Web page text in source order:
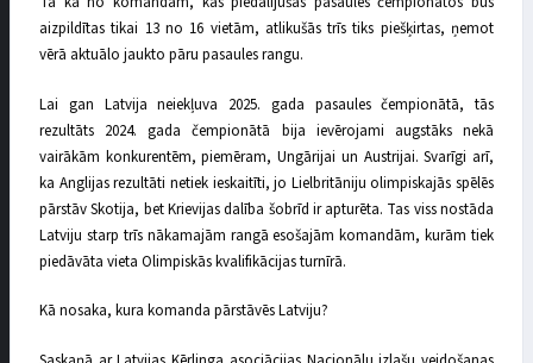
aizpildītas tikai 13 no 16 vietām, atlikušās trīs tiks piešķirtas, ņemot
vērā aktuālo jaukto pāru pasaules rangu.
Lai gan Latvija neiekļuva 2025. gada pasaules čempionātā, tās
rezultāts 2024. gada čempionātā bija ievērojami augstāks nekā
vairākām konkurentēm, piemēram, Ungārijai un Austrijai. Svarīgi arī,
ka Anglijas rezultāti netiek ieskaitīti, jo Lielbritāniju olimpiskajās spēlēs
pārstāv Skotija, bet Krievijas dalība šobrīd ir apturēta. Tas viss nostāda
Latviju starp trīs nākamajām rangā esošajām komandām, kurām tiek
piedāvāta vieta Olimpiskās kvalifikācijas turnīrā.
Kā nosaka, kura komanda pārstāvēs Latviju?